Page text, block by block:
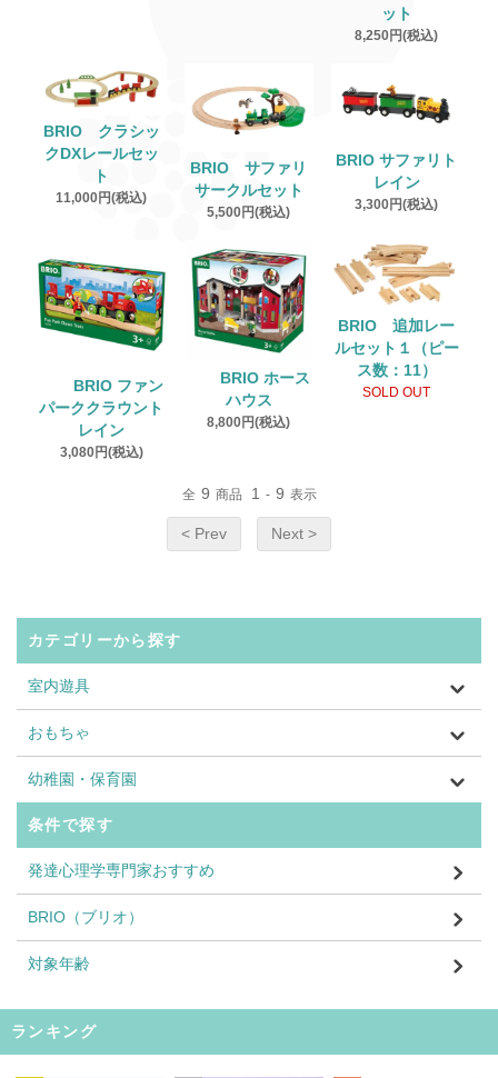
ット
8,250円(税込)
BRIO クラシッ
クDXレールセッ
ト
11,000円(税込)
BRIO サファリ
サークルセット
5,500円(税込)
BRIO サファリト
レイン
3,300円(税込)
BRIO ファン
パーククラウント
レイン
3,080円(税込)
BRIO ホース
ハウス
8,800円(税込)
BRIO 追加レー
ルセット１（ピー
ス数：11）
SOLD OUT
全 9 商品 1 - 9 表示
< Prev Next >
カテゴリーから探す
室内遊具
おもちゃ
幼稚園・保育園
条件で探す
発達心理学専門家おすすめ
BRIO（ブリオ）
対象年齢
ランキング